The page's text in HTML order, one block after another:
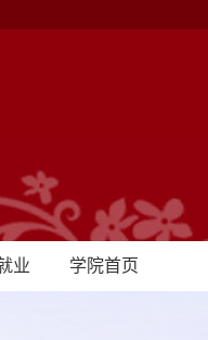
业 学院首页